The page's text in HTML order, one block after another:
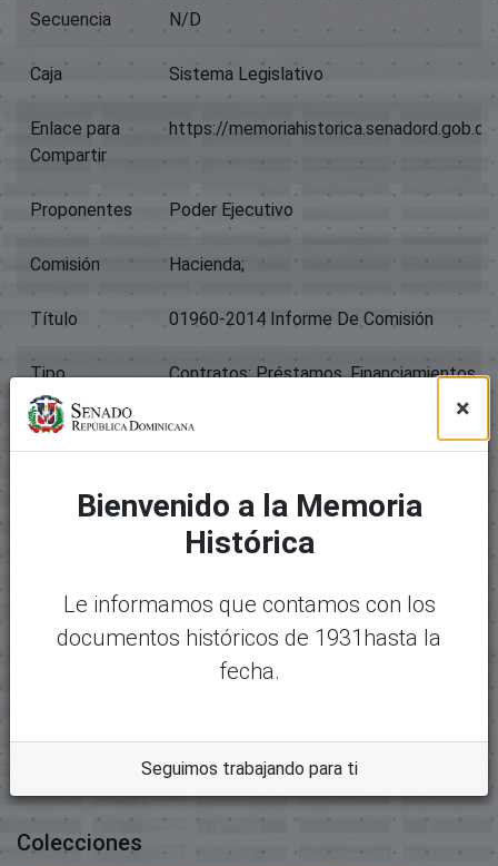
Secuencia N/D
Caja Sistema Legislativo
Enlace para
Compartir
https://
Proponentes Poder Ejecutivo
Comisión Hacienda;
Título 01960-2014 Informe De Comisión
Tipo Contratos: Préstamos, Financiamientos,
Archivos
Mostrando 1 - 1 de 1
Nombre:
22494-22673 - 01960-2014
Tamaño:
110.96 KB
Descripción:
Colecciones
×
Bienvenido a la Memoria
Histórica
Le informamos que contamos con los
documentos históricos de 1931hasta la
fecha.
Seguimos trabajando para ti